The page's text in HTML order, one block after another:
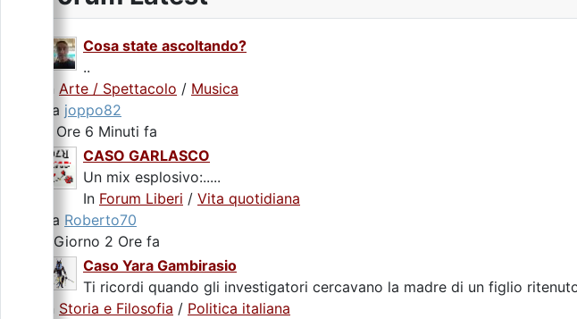
Cosa state ascoltando?
..
Arte / Spettacolo / Musica
da joppo82
2 Ore 6 Minuti fa
CASO GARLASCO
Un mix esplosivo:.....
In Forum Liberi / Vita quotidiana
da Roberto70
1 Giorno 2 Ore fa
Caso Yara Gambirasio
Ti ricordi quando gli investigatori cercavano la madre di un figlio
Storia e Filosofia / Politica italiana